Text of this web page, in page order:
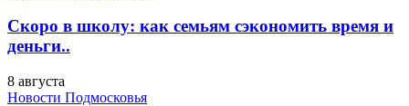
Скоро в школу: как семьям сэкономить время и
деньги..
8 августа
Новости Подмосковья